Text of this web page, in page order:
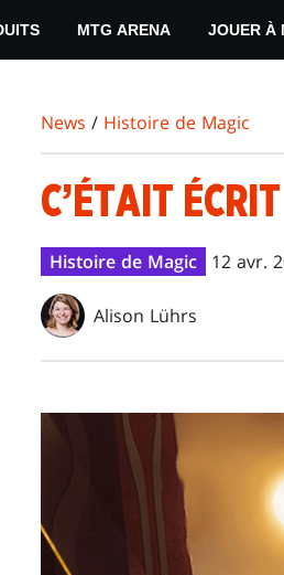
MTG ARENA JOUER À
News / Histoire de Magic
C’ÉTAIT ÉCRIT
Histoire de Magic 12 avr.
Alison Lührs